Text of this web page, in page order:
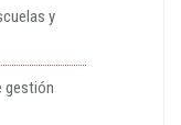
y
gestión